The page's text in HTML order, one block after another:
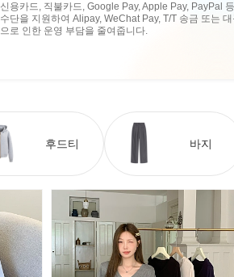
신용카드, 직불카드, Google Pay, Apple Pay, PayPal
수단을 지원하여 Alipay, WeChat Pay, T/T 송금 또는
으로 인한 운영 부담을 줄여줍니다.
후드티 바지